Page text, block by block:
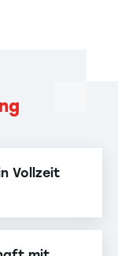
Vollzeit